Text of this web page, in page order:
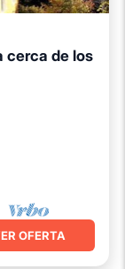
cerca de los
OFERTA